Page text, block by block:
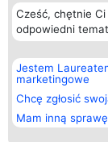
Cześć, chętnie
odpowiedni
Jestem
marketingowe
Chcę zgłosić
Mam inną sprawę
Organizator
Bright Side Solutions sp.
o. sp. k.
ul. Ruska 22
Wrocław 50-079
KRS 0000749100 | Regon
381313360 | NIP
+48 508 492 400